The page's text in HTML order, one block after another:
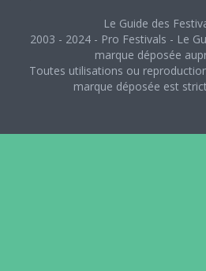
Le Guide des
2003 - 2024 - Pro Festivals - Le
marque déposée
Toutes utilisations ou
marque déposée est